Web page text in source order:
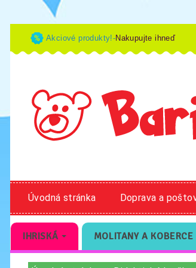
Akciové produkty!-Nakupujte ihneď
Úvodná stránka Doprava a
IHRISKÁ MOLITANY A KOBERCE